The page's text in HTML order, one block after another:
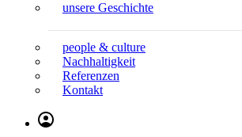
unsere Geschichte
people & culture
Nachhaltigkeit
Referenzen
Kontakt